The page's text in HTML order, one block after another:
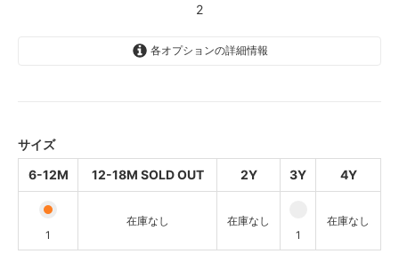
2
各オプションの詳細情報
SOLD OUT
サイズ
6-12M
12-18M SOLD OUT 2Y 3Y 4Y
1
在庫なし
在庫なし
1
在庫なし